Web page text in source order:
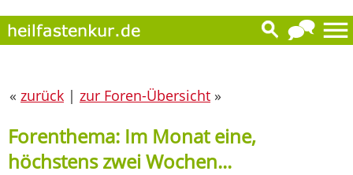
« zurück | zur Foren-Übersicht »
Forenthema: Im Monat eine,
höchstens zwei Wochen...